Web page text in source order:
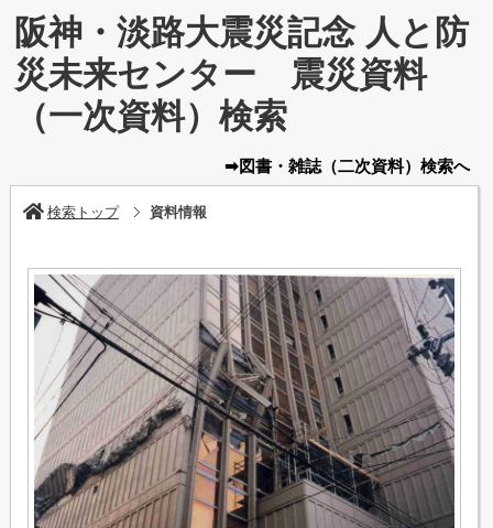
阪神・淡路大震災記念 人と防
災未来センター 震災資料
（一次資料）検索
➡図書・雑誌（二次資料） 検索へ
検索トップ 資料情報